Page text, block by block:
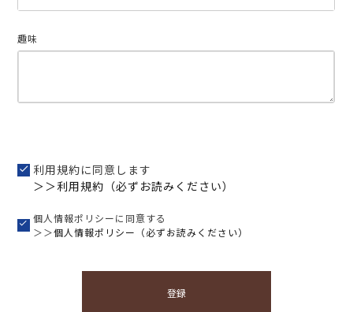
須)
趣味
利用規約に同意します
＞＞利用規約（必ずお読みください）
個人情報ポリシーに同意する
＞＞個人情報ポリシー（必ずお読みください）
登録